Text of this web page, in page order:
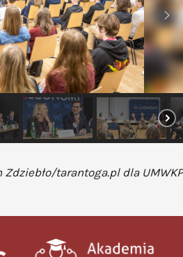
Zdziebło/tarantoga.pl dla UMWKP